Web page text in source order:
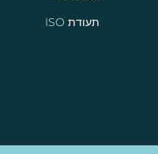
תעודת ISO